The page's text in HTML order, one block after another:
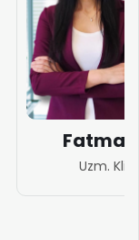
Fatma
Uzm.